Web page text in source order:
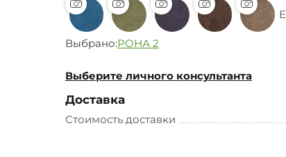
Выбрано:РОНА 2
Выберите личного консультанта
Доставка
Стоимость доставки